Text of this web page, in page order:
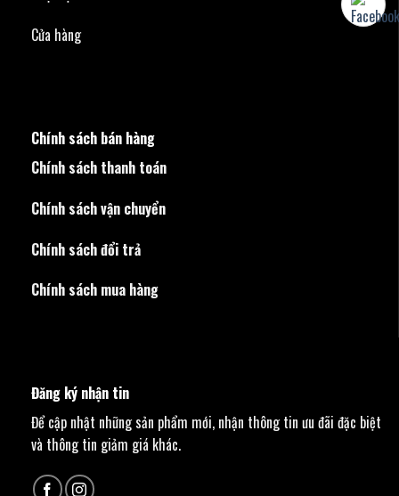
Cửa hàng
Chính sách bán hàng
Chính sách thanh toán
Chính sách vận chuyển
Chính sách đổi trả
Chính sách mua hàng
Đăng ký nhận tin
Để cập nhật những sản phẩm mới, nhận thông tin ưu đãi đặc biệt
và thông tin giảm giá khác.